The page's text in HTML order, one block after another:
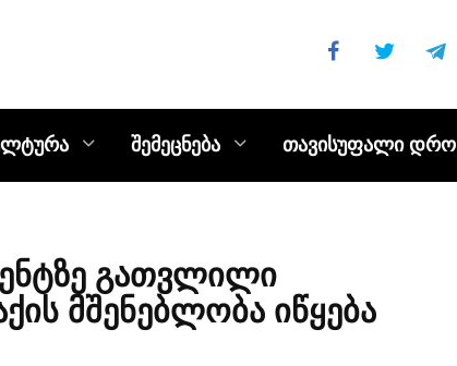
შემეცნება თავისუფალი დრო
გათვლილი
მშენებლობა იწყება